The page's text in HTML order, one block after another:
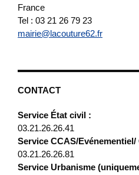
France
Tel : 03 21 26 79 23
mairie@lacouture62.fr
CONTACT
Service État civil :
03.21.26.26.41
Service CCAS/
03.21.26.26.81
Service Urbanisme